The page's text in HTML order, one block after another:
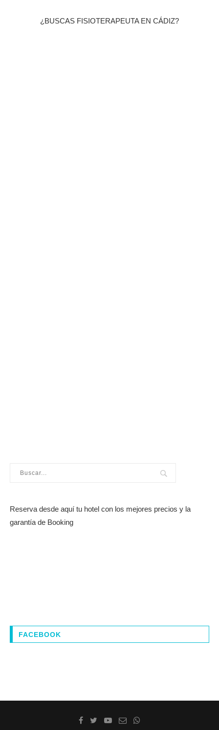
¿BUSCAS FISIOTERAPEUTA EN CÁDIZ?
Reserva desde aquí tu hotel con los mejores precios y la
garantía de Booking
FACEBOOK